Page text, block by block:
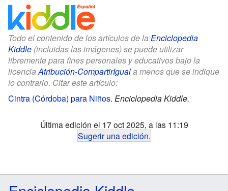
Todo el contenido de los artículos de la Enciclopedia
Kiddle (incluidas las imágenes) se puede utilizar
libremente para fines personales y educativos bajo la
licenciaAtribución-CompartirIguala menos que se indique
lo contrario. Citar este artículo:
Cintra (Córdoba) para Niños. Enciclopedia Kiddle.
Última edición el 17 oct 2025, a las 11:19
Sugerir una edición.